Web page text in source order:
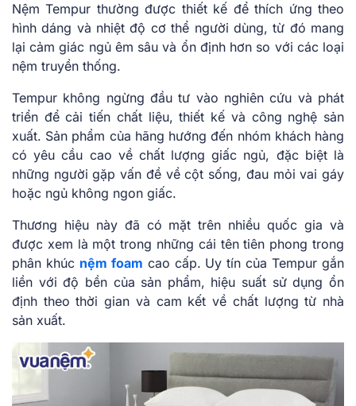
Nệm Tempur thường được thiết kế để thích ứng theo
hình dáng và nhiệt độ cơ thể người dùng, từ đó mang
lại cảm giác ngủ êm sâu và ổn định hơn so với các loại
nệm truyền thống.
Tempur không ngừng đầu tư vào nghiên cứu và phát
triển để cải tiến chất liệu, thiết kế và công nghệ sản
xuất. Sản phẩm của hãng hướng đến nhóm khách hàng
có yêu cầu cao về chất lượng giấc ngủ, đặc biệt là
những người gặp vấn đề về cột sống, đau mỏi vai gáy
hoặc ngủ không ngon giấc.
Thương hiệu này đã có mặt trên nhiều quốc gia và
được xem là một trong những cái tên tiên phong trong
phân khúc nệm foam cao cấp. Uy tín của Tempur gắn
liền với độ bền của sản phẩm, hiệu suất sử dụng ổn
định theo thời gian và cam kết về chất lượng từ nhà
sản xuất.